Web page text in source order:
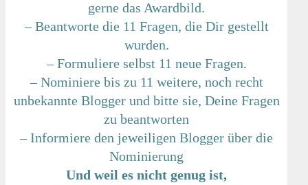
gerne das Awardbild.
– Beantworte die 11 Fragen, die Dir gestellt
wurden.
– Formuliere selbst 11 neue Fragen.
– Nominiere bis zu 11 weitere, noch recht
unbekannte Blogger und bitte sie, Deine Fragen
zu beantworten
– Informiere den jeweiligen Blogger über die
Nominierung
Und weil es nicht genug ist,